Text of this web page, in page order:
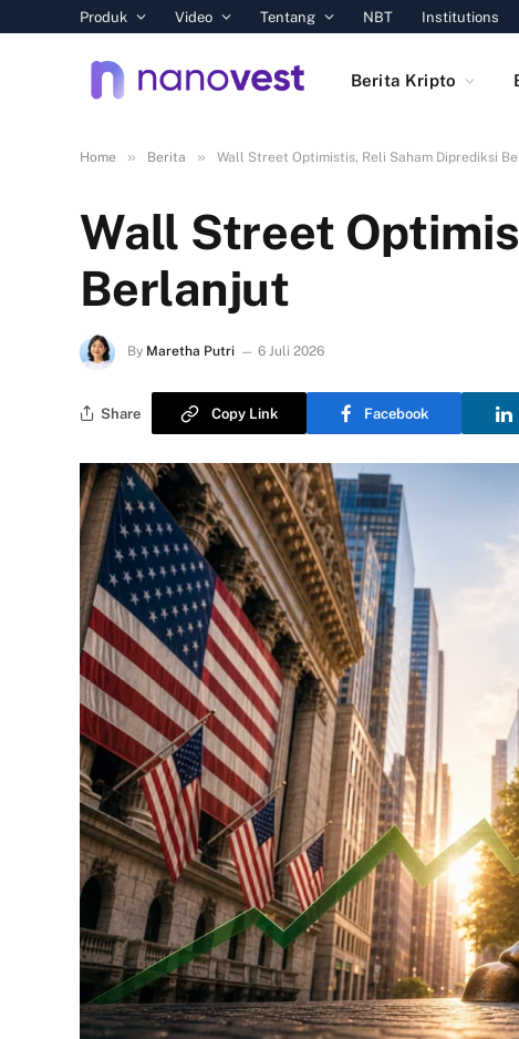
Produk Video Tentang NBT Institutions
Berita Kripto
Home » Berita » Wall Street Optimistis, Reli Saham Diprediksi
Wall Street
Berlanjut
By Maretha Putri 6 Juli 2026
Share Copy Link Facebook